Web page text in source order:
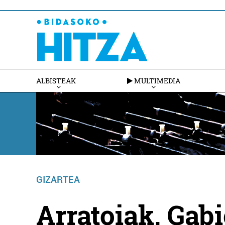
ALBISTEAK MULTIMEDIA
GIZARTEA
Arratoiak,